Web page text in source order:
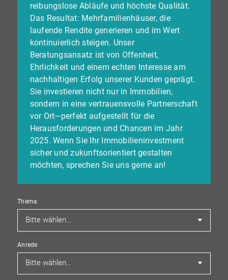
reibungslose Abläufe und höchste Qualität.
Das Resultat: Mehrfamilienhäuser, die
laufende Rendite generieren und im Wert
kontinuierlich steigen. Unser
Beratungsansatz ist von Offenheit,
Ehrlichkeit und einem echten Interesse am
nachhaltigen Erfolg unserer Kunden geprägt.
Sie investieren nicht nur in Immobilien,
sondern in eine vertrauensvolle Partnerschaft
vor Ort—perfekt aufgestellt für die
Herausforderungen und Chancen im Jahr
2025. Wenn Sie Ihr Immobilieninvestment
sicher und zukunftsorientiert gestalten
möchten, sprechen Sie uns gerne an!
Thema
Anrede